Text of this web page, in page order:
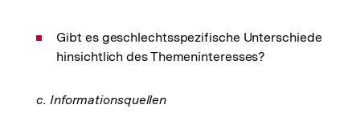
Gibt es geschlechtsspezifische Unterschiede
hinsichtlich des Themeninteresses?
c. Informationsquellen